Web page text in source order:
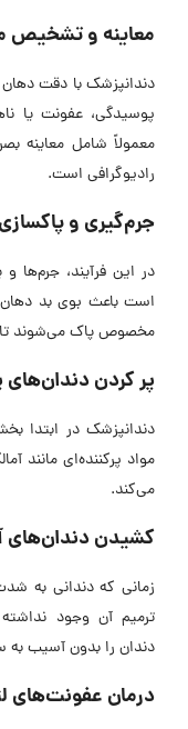
معاینه و تشخیص
دندانپزشک با دقت دهان
پوسیدگی، عفونت یا
معمولاً شامل معاینه
رادیوگرافی است.
جرم‌گیری و
در این فرآیند، جرم‌ها
است باعث بوی بد دهان
مخصوص پاک می‌شوند تا
پر کردن
دندانپزشک در ابتدا
مواد پرکننده‌ای مانند
می‌کند.
کشیدن
زمانی که دندانی به
ترمیم آن وجود
دندان را بدون آسیب به
درمان عفونت‌های